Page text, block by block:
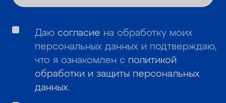
Даю согласие на обработку моих
персональных данных и подтверждаю,
что я ознакомлен с политикой
обработки и защиты персональных
данных.